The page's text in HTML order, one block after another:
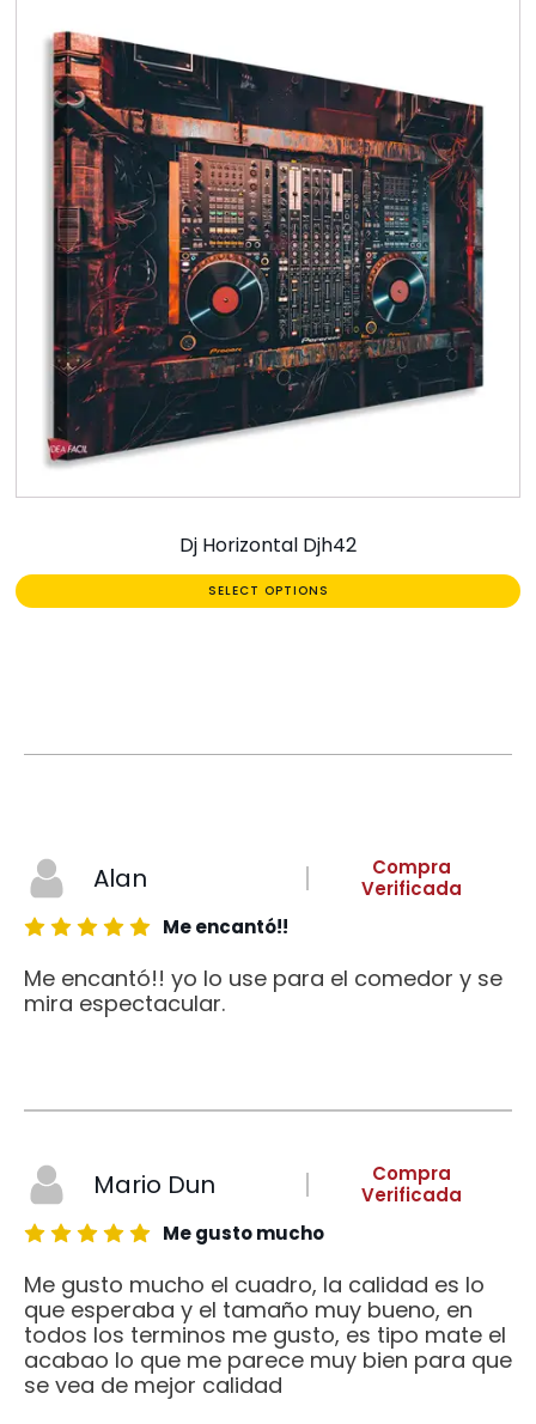
Dj Horizontal Djh42
SELECT OPTIONS
Alan
Compra
Verificada
Me encantó!!
Me encantó!! yo lo use para el comedor y se
mira espectacular.
Mario Dun
Compra
Verificada
Me gusto mucho
Me gusto mucho el cuadro, la calidad es lo
que esperaba y el tamaño muy bueno, en
todos los terminos me gusto, es tipo mate el
acabao lo que me parece muy bien para que
se vea de mejor calidad